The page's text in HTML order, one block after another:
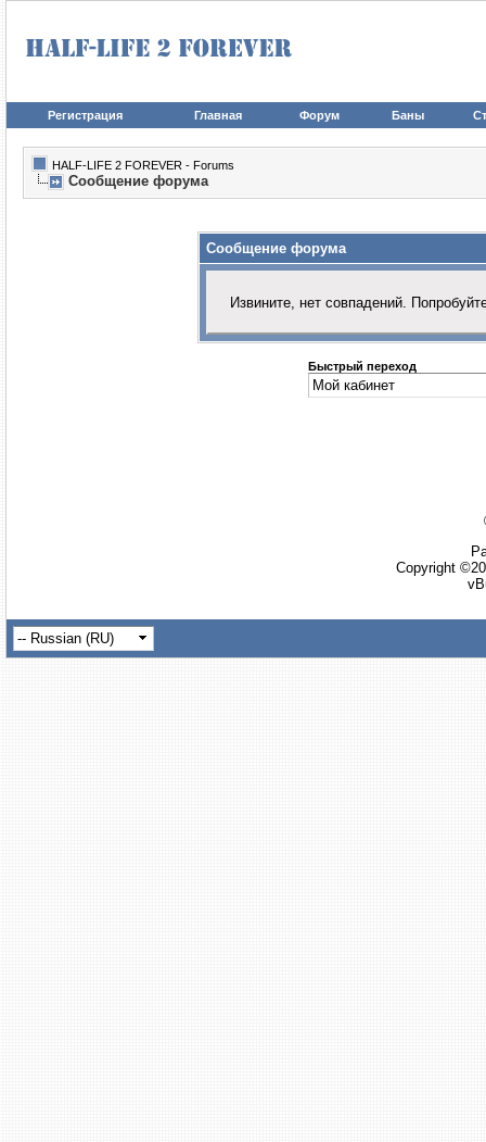
Регистрация Главная Форум Баны
HALF-LIFE 2 FOREVER - Forums
Сообщение форума
Сообщение форума
Извините, нет совпадений.
Быстрый переход
Copyright